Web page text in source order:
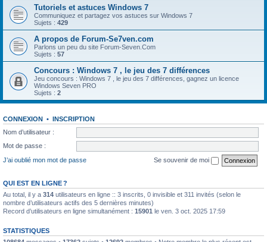
Tutoriels et astuces Windows 7
Communiquez et partagez vos astuces sur Windows 7
Sujets : 429
A propos de Forum-Se7ven.com
Parlons un peu du site Forum-Seven.Com
Sujets : 57
Concours : Windows 7 , le jeu des 7 différences
Jeu concours : Windows 7 , le jeu des 7 différences, gagnez un licence
Windows Seven PRO
Sujets : 2
CONNEXION • INSCRIPTION
Nom d’utilisateur :
Mot de passe :
J’ai oublié mon mot de passe
Se souvenir de moi
QUI EST EN LIGNE ?
Au total, il y a 314 utilisateurs en ligne :: 3 inscrits, 0 invisible et 311 invités (selon le
nombre d’utilisateurs actifs des 5 dernières minutes)
Record d’utilisateurs en ligne simultanément : 15901 le ven. 3 oct. 2025 17:59
STATISTIQUES